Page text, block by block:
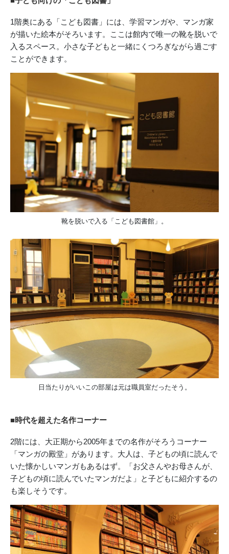
1階奥にある「こども図書」には、学習マンガや、マンガ家
が描いた絵本がそろいます。ここは館内で唯一の靴を脱いで
入るスペース。小さな子どもと一緒にくつろぎながら過ごす
ことができます。
靴を脱いで入る「こども図書館」。
日当たりがいいこの部屋は元は職員室だったそう。
■時代を超えた名作コーナー
2階には、大正期から2005年までの名作がそろうコーナー
「マンガの殿堂」があります。大人は、子どもの頃に読んで
いた懐かしいマンガもあるはず。「お父さんやお母さんが、
子どもの頃に読んでいたマンガだよ」と子どもに紹介するの
も楽しそうです。